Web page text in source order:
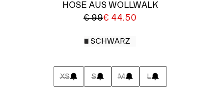
HOSE AUS WOLLWALK
€ 99€ 44.50
SCHWARZ
XS S M L